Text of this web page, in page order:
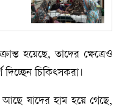
হয়েছে, তাদের ক্ষেত্রেও
চিকিৎসকরা।
যাদের হাম হয়ে গেছে,